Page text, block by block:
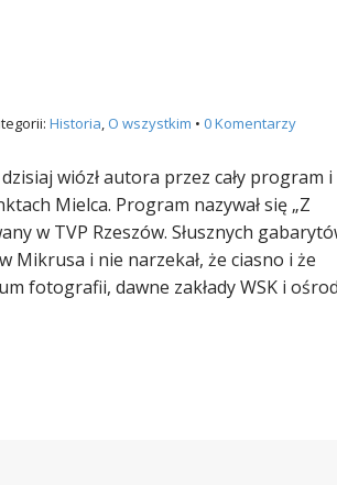
Historia, O wszystkim • 0 Komentarzy
wiózł autora przez cały program i
Mielca. Program nazywał się „Z
w TVP Rzeszów. Słusznych
Mikrusa i nie narzekał, że ciasno i że
fotografii, dawne zakłady WSK i